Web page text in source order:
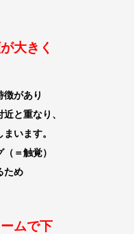
大きく
徴があり
と重なり、
います。
＝触覚）
ため
ムで下